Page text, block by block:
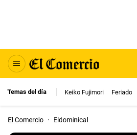
Temas del día Keiko Fujimori Feriado
El Comercio · Eldominical